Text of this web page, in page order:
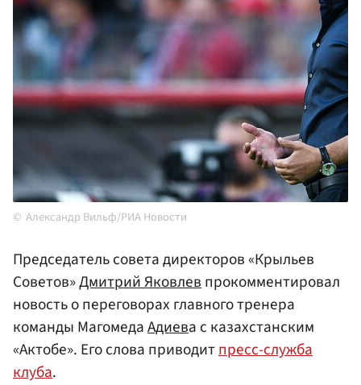
Александр Вильф/РИА Новости
Председатель совета директоров «Крыльев
Советов»Дмитрий Яковлевпрокомментировал
новость о переговорах главного тренера
команды МагомедаАдиева с казахстанским
«Актобе». Его слова приводитпресс-служба
клуба.